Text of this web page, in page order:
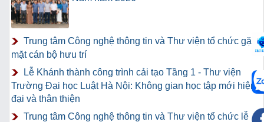
Trung tâm Công nghệ thông tin và Thư viện tổ chức gặp
mặt cán bộ hưu trí
Lễ Khánh thành công trình cải tạo Tầng 1 - Thư viện
Trường Đại học Luật Hà Nội: Không gian học tập mới hiện
đại và thân thiện
Trung tâm Công nghệ thông tin và Thư viện tổ chức lễ